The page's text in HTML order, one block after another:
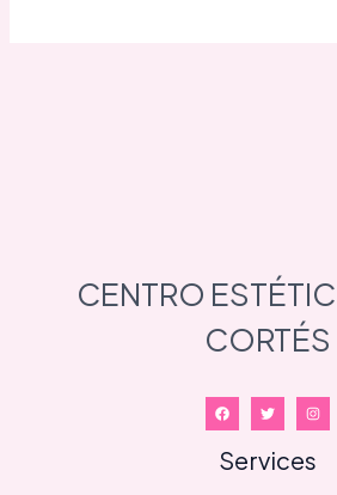
CENTRO
CORTÉS
Services